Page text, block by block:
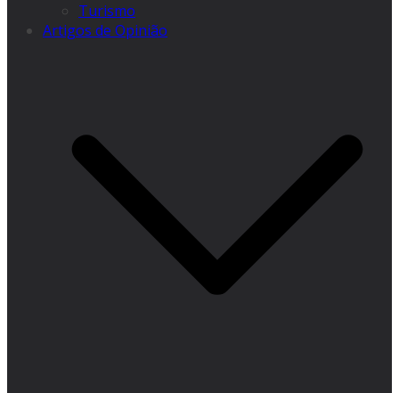
Turismo
Artigos de Opinião